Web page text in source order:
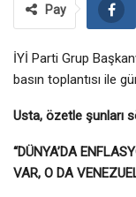
Pay
İYİ Parti Grup
basın toplantısı ile
Usta, özetle şunları
“DÜNYA’DA
VAR, O DA